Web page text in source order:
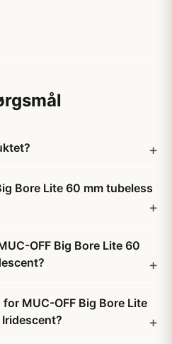
Bore Lite 60 mm tubeless
OFF Big Bore Lite 60
MUC-OFF Big Bore Lite